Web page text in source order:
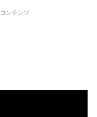
コンテンツ